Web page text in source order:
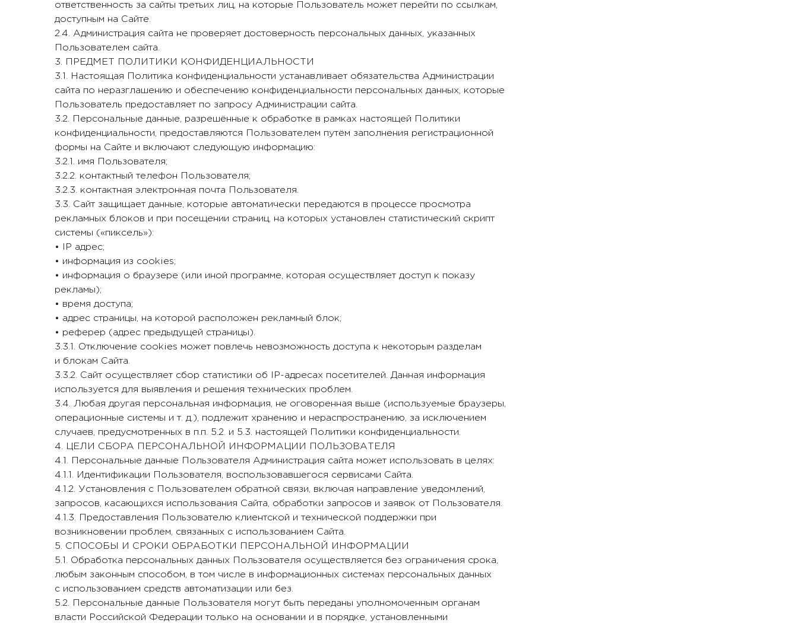
ответственность за сайты третьих лиц, на которые Пользователь может перейти по ссылкам,
доступным на Сайте.
2.4. Администрация сайта не проверяет достоверность персональных данных, указанных
Пользователем сайта.
3. ПРЕДМЕТ ПОЛИТИКИ КОНФИДЕНЦИАЛЬНОСТИ
3.1. Настоящая Политика конфиденциальности устанавливает обязательства Администрации
сайта по неразглашению и обеспечению конфиденциальности персональных данных, которые
Пользователь предоставляет по запросу Администрации сайта.
3.2. Персональные данные, разрешённые к обработке в рамках настоящей Политики
конфиденциальности, предоставляются Пользователем путём заполнения регистрационной
формы на Сайте и включают следующую информацию:
3.2.1. имя Пользователя;
3.2.2. контактный телефон Пользователя;
3.2.3. контактная электронная почта Пользователя.
3.3. Сайт защищает данные, которые автоматически передаются в процессе просмотра
рекламных блоков и при посещении страниц, на которых установлен статистический скрипт
системы («пиксель»):
• IP адрес;
• информация из cookies;
• информация о браузере (или иной программе, которая осуществляет доступ к показу
рекламы);
• время доступа;
• адрес страницы, на которой расположен рекламный блок;
• реферер (адрес предыдущей страницы).
3.3.1. Отключение cookies может повлечь невозможность доступа к некоторым разделам
и блокам Сайта.
3.3.2. Сайт осуществляет сбор статистики об IP-адресах посетителей. Данная информация
используется для выявления и решения технических проблем.
3.4. Любая другая персональная информация, не оговоренная выше (используемые браузеры,
операционные системы и т. д.), подлежит хранению и нераспространению, за исключением
случаев, предусмотренных в п.п. 5.2. и 5.3. настоящей Политики конфиденциальности.
4. ЦЕЛИ СБОРА ПЕРСОНАЛЬНОЙ ИНФОРМАЦИИ ПОЛЬЗОВАТЕЛЯ
4.1. Персональные данные Пользователя Администрация сайта может использовать в целях:
4.1.1. Идентификации Пользователя, воспользовавшегося сервисами Сайта.
4.1.2. Установления с Пользователем обратной связи, включая направление уведомлений,
запросов, касающихся использования Сайта, обработки запросов и заявок от Пользователя.
4.1.3. Предоставления Пользователю клиентской и технической поддержки при
возникновении проблем, связанных с использованием Сайта.
5. СПОСОБЫ И СРОКИ ОБРАБОТКИ ПЕРСОНАЛЬНОЙ ИНФОРМАЦИИ
5.1. Обработка персональных данных Пользователя осуществляется без ограничения срока,
любым законным способом, в том числе в информационных системах персональных данных
с использованием средств автоматизации или без.
5.2. Персональные данные Пользователя могут быть переданы уполномоченным органам
власти Российской Федерации только на основании и в порядке, установленными